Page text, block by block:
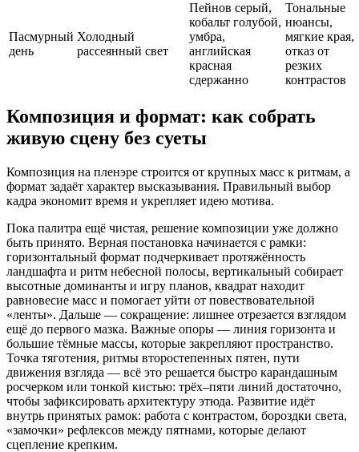
Пасмурный
день
Холодный
рассеянный свет
Пейнов серый,
кобальт голубой,
умбра,
английская
красная
сдержанно
Тональные
нюансы,
мягкие края,
отказ от
резких
контрастов
Композиция и формат: как собрать
живую сцену без суеты
Композиция на пленэре строится от крупных масс к ритмам, а
формат задаёт характер высказывания. Правильный выбор
кадра экономит время и укрепляет идею мотива.
Пока палитра ещё чистая, решение композиции уже должно
быть принято. Верная постановка начинается с рамки:
горизонтальный формат подчеркивает протяжённость
ландшафта и ритм небесной полосы, вертикальный собирает
высотные доминанты и игру планов, квадрат находит
равновесие масс и помогает уйти от повествовательной
«ленты». Дальше — сокращение: лишнее отрезается взглядом
ещё до первого мазка. Важные опоры — линия горизонта и
большие тёмные массы, которые закрепляют пространство.
Точка тяготения, ритмы второстепенных пятен, пути
движения взгляда — всё это решается быстро карандашным
росчерком или тонкой кистью: трёх–пяти линий достаточно,
чтобы зафиксировать архитектуру этюда. Развитие идёт
внутрь принятых рамок: работа с контрастом, бороздки света,
«замочки» рефлексов между пятнами, которые делают
сцепление крепким.